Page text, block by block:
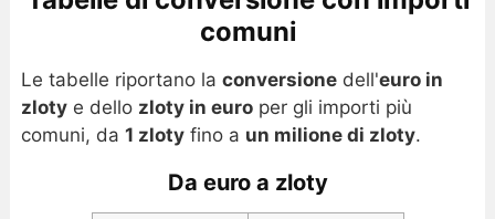
comuni
Le tabelle riportano la conversionedell'euro in
zlotye dello zloty in europer gli importi più
comuni, da 1 zlotyfino a un milione di zloty.
Da euro a zloty